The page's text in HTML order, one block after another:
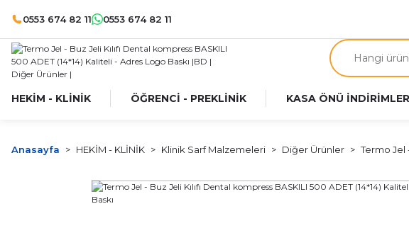
0553 674 82 11 0553 674 82 11
HEKİM - KLİNİK ÖĞRENCİ - PREKLİNİK KASA ÖNÜ İNDİRİMLER
Anasayfa HEKİM - KLİNİK Klinik Sarf Malzemeleri Diğer Ürünler Termo Jel